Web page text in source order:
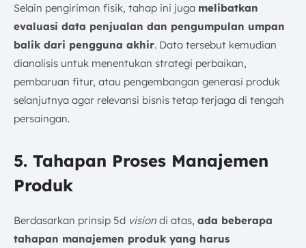
Selain pengiriman fisik, tahap ini juga melibatkan
evaluasi data penjualan dan pengumpulan umpan
balik dari pengguna akhir. Data tersebut kemudian
dianalisis untuk menentukan strategi perbaikan,
pembaruan fitur, atau pengembangan generasi produk
selanjutnya agar relevansi bisnis tetap terjaga di tengah
persaingan.
5. Tahapan Proses Manajemen
Produk
Berdasarkan prinsip 5d vision di atas, ada beberapa
tahapan manajemen produk yang harus